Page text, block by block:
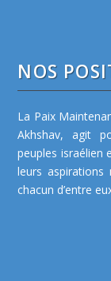
NOS
La Paix
Akhshav, agit
peuples israélien
leurs
chacun d’entre